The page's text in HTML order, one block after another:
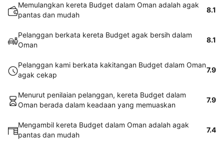
Memulangkan kereta Budget dalam Oman adalah agak
pantas dan mudah
8.1
Pelanggan berkata kereta Budget agak bersih dalam
Oman
8.1
Pelanggan kami berkata kakitangan Budget dalam Oman
agak cekap
7.9
Menurut penilaian pelanggan, kereta Budget dalam
Oman berada dalam keadaan yang memuaskan
7.9
Mengambil kereta Budget dalam Oman adalah agak
pantas dan mudah
7.4